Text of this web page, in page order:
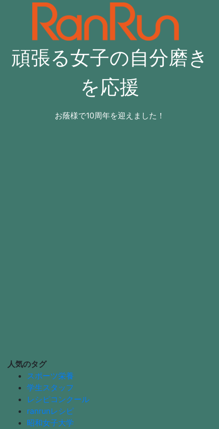
頑張る女子の自分磨き
を応援
お蔭様で10周年を迎えました！
人気のタグ
スポーツ栄養
学生スタッフ
レシピコンクール
ranrunレシピ
昭和女子大学